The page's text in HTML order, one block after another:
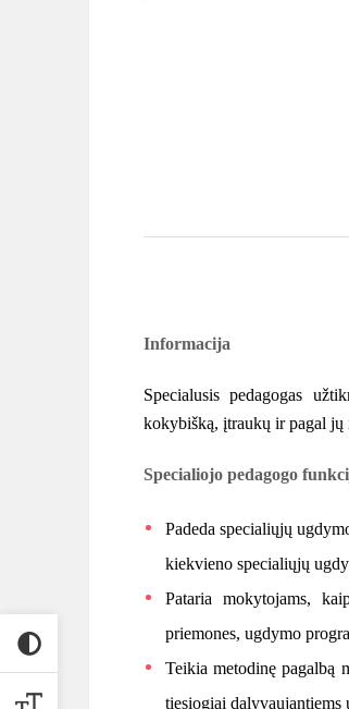
Informacija
Specialusis pedagogas
kokybišką, įtraukų ir pagal
Specialiojo pedagogo
Padeda specialiųjų
kiekvieno specialiųjų
Pataria mokytojams,
priemones, ugdymo
Teikia metodinę pagalbą
tiesiogiai